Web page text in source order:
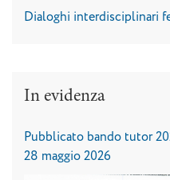
Dialoghi interdisciplinari
In evidenza
Pubblicato bando tutor
28 maggio 2026